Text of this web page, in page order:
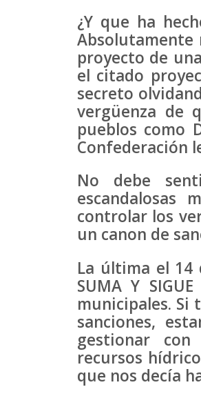
¿Y que ha
Absolutamente
proyecto de
el citado
secreto
vergüenza de
pueblos como
Confederación
No debe
escandalosas
controlar los
un canon de
La última el 14
SUMA Y
municipales. Si
sanciones,
gestionar
recursos
que nos decía